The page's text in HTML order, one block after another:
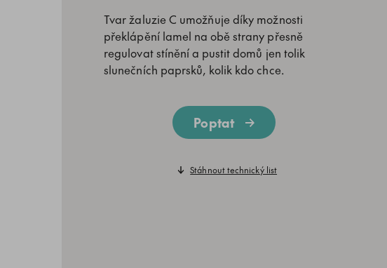
Tvar žaluzie C umožňuje díky možnosti
překlápění lamel na obě strany přesně
regulovat stínění a pustit domů jen tolik
slunečních paprsků, kolik kdo chce.
Poptat
Stáhnout technický list